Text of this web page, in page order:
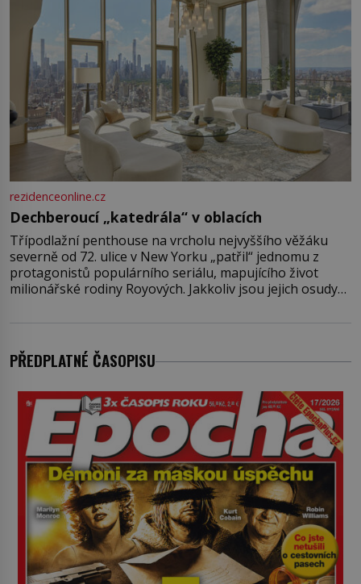
rezidenceonline.cz
Dechberoucí „katedrála“ v oblacích
Třípodlažní penthouse na vrcholu nejvyššího věžáku
severně od 72. ulice v New Yorku „patřil“ jednomu z
protagonistů populárního seriálu, mapujícího život
milionářské rodiny Royových. Jakkoliv jsou jejich osudy
jenom jednou z nemovitostí
PŘEDPLATNÉ ČASOPISU